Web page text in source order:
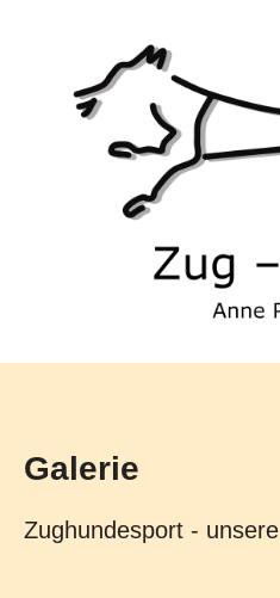
Galerie
Zughundesport -